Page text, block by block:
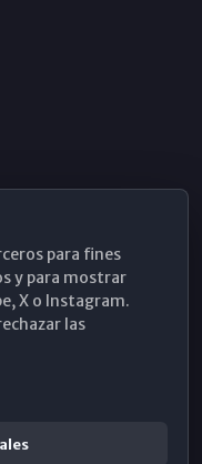
para fines
y para mostrar
X o Instagram.
las